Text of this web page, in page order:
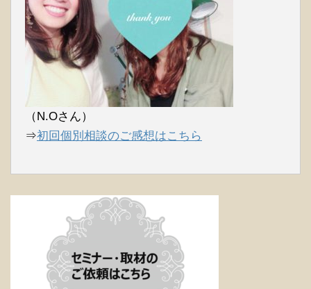
（N.Oさん）
⇒初回個別相談のご感想はこちら